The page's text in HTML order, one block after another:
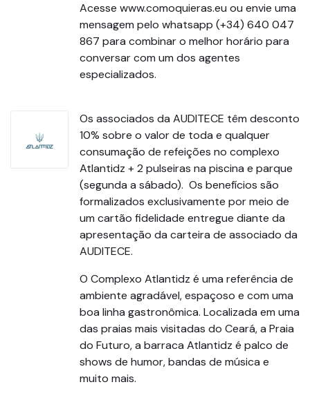
Acesse www.comoquieras.eu ou envie uma
mensagem pelo whatsapp (+34) 640 047
867 para combinar o melhor horário para
conversar com um dos agentes
especializados.
Os associados da AUDITECE têm desconto
10% sobre o valor de toda e qualquer
consumação de refeições no complexo
Atlantidz + 2 pulseiras na piscina e parque
(segunda a sábado). Os benefícios são
formalizados exclusivamente por meio de
um cartão fidelidade entregue diante da
apresentação da carteira de associado da
AUDITECE.
O Complexo Atlantidz é uma referência de
ambiente agradável, espaçoso e com uma
boa linha gastronômica. Localizada em uma
das praias mais visitadas do Ceará, a Praia
do Futuro, a barraca Atlantidz é palco de
shows de humor, bandas de música e
muito mais.